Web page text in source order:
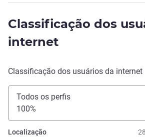
Classificação dos
internet
Classificação dos usuários da internet
Todos os perfis
100%
Localização